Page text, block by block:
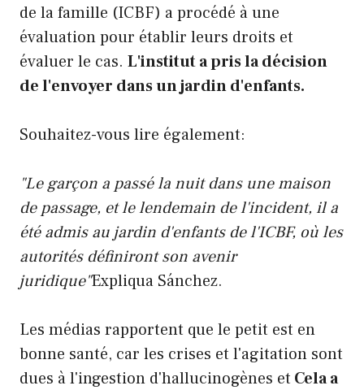
de la famille (ICBF) a procédé à une
évaluation pour établir leurs droits et
évaluer le cas. L'institut a pris la décision
de l'envoyer dans un jardin d'enfants.
Souhaitez-vous lire également:
"Le garçon a passé la nuit dans une maison
de passage, et le lendemain de l'incident, il a
été admis au jardin d'enfants de l'ICBF, où les
autorités définiront son avenir
juridique"Expliqua Sánchez.
Les médias rapportent que le petit est en
bonne santé, car les crises et l'agitation sont
dues à l'ingestion d'hallucinogènes et Cela a